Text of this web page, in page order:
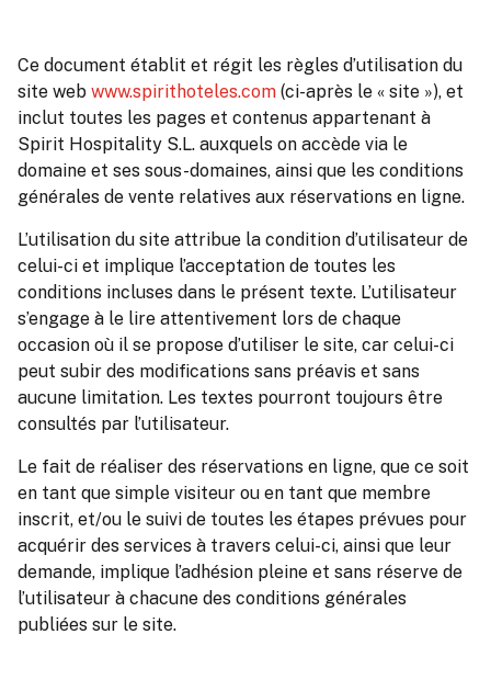
Ce document établit et régit les règles d’utilisation du
site web www.spirithoteles.com (ci-après le « site »), et
inclut toutes les pages et contenus appartenant à
Spirit Hospitality S.L. auxquels on accède via le
domaine et ses sous-domaines, ainsi que les conditions
générales de vente relatives aux réservations en ligne.
L’utilisation du site attribue la condition d’utilisateur de
celui-ci et implique l’acceptation de toutes les
conditions incluses dans le présent texte. L’utilisateur
s’engage à le lire attentivement lors de chaque
occasion où il se propose d’utiliser le site, car celui-ci
peut subir des modifications sans préavis et sans
aucune limitation. Les textes pourront toujours être
consultés par l’utilisateur.
Le fait de réaliser des réservations en ligne, que ce soit
en tant que simple visiteur ou en tant que membre
inscrit, et/ou le suivi de toutes les étapes prévues pour
acquérir des services à travers celui-ci, ainsi que leur
demande, implique l’adhésion pleine et sans réserve de
l’utilisateur à chacune des conditions générales
publiées sur le site.